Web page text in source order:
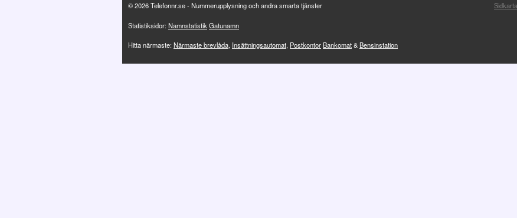
© 2026 Telefonnr.se - Nummerupplysning och andra smarta tjänster Sidkarta
Statistiksidor:Namnstatistik Gatunamn
Hitta närmaste:Närmaste brevlåda, Insättningsautomat, PostkontorBankomat&Bensinstation